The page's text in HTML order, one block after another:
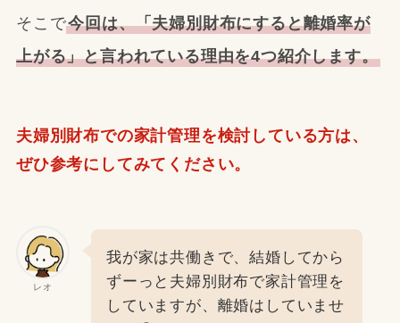
そこで今回は、「夫婦別財布にすると離婚率が
上がる」と言われている理由を4つ紹介します。
夫婦別財布での家計管理を検討している方は、
ぜひ参考にしてみてください。
レオ
我が家は共働きで、結婚してから
ずーっと夫婦別財布で家計管理を
していますが、離婚はしていませ